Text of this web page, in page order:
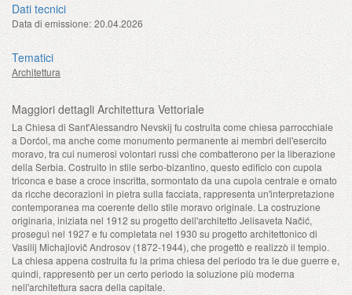
Dati tecnici
Data di emissione: 20.04.2026
Tematici
Architettura
Maggiori dettagli Architettura Vettoriale
La Chiesa di Sant'Alessandro Nevskij fu costruita come chiesa parrocchiale
a Dorćol, ma anche come monumento permanente ai membri dell'esercito
moravo, tra cui numerosi volontari russi che combatterono per la liberazione
della Serbia. Costruito in stile serbo-bizantino, questo edificio con cupola
triconca e base a croce inscritta, sormontato da una cupola centrale e ornato
da ricche decorazioni in pietra sulla facciata, rappresenta un'interpretazione
contemporanea ma coerente dello stile moravo originale. La costruzione
originaria, iniziata nel 1912 su progetto dell'architetto Jelisaveta Načić,
proseguì nel 1927 e fu completata nel 1930 su progetto architettonico di
Vasilij Michajlovič Androsov (1872-1944), che progettò e realizzò il tempio.
La chiesa appena costruita fu la prima chiesa del periodo tra le due guerre e,
quindi, rappresentò per un certo periodo la soluzione più moderna
nell'architettura sacra della capitale.